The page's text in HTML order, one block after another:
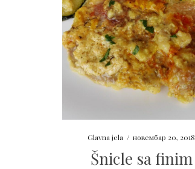
Glavna jela / новембар 20, 2018
Šnicle sa finim